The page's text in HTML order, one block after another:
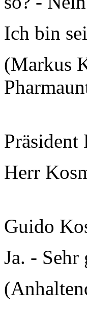
Ich bin
(Markus
Präsident
Herr
Guido
Ja. -